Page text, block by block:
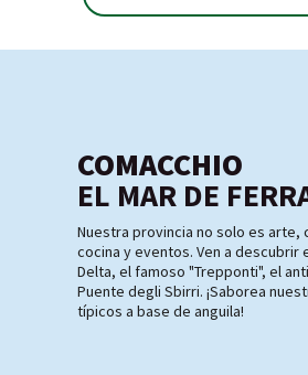
COMACCHIO
EL MAR DE
Nuestra provincia no solo es arte,
cocina y eventos. Ven a descubrir
Delta, el famoso "Trepponti", el
Puente degli Sbirri. ¡Saborea
típicos a base de anguila!